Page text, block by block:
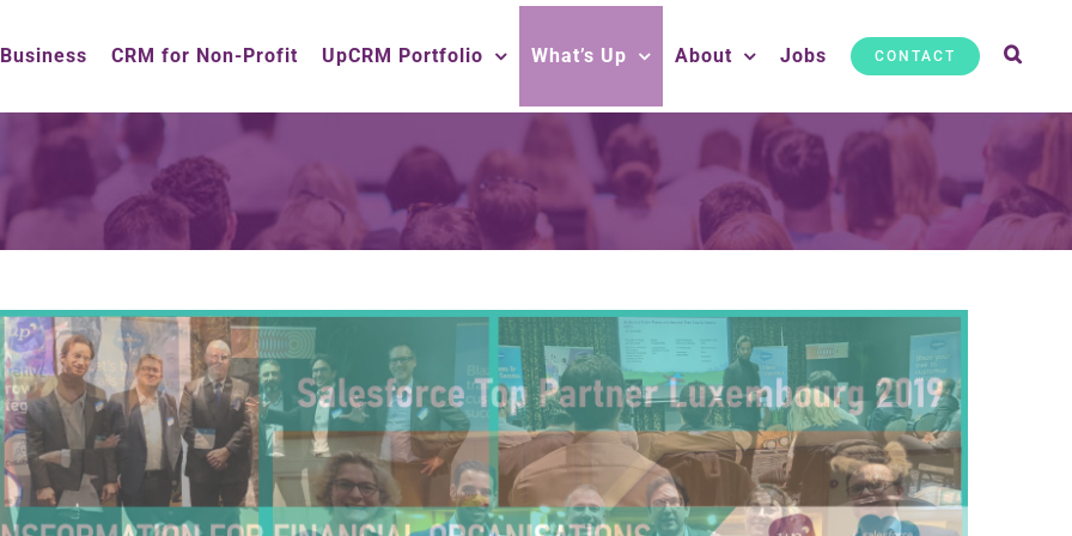
CRM for Non-Profit UpCRM Portfolio What’s Up About Jobs CONTACT